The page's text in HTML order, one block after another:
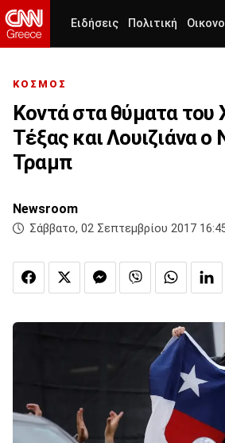
Ειδήσεις Πολιτική
ΚΟΣΜΟΣ
Κοντά στα θύματα του
Τέξας και Λουιζιάνα ο
Τραμπ
Newsroom
Σάββατο, 02 Σεπτεμβρίου 2017